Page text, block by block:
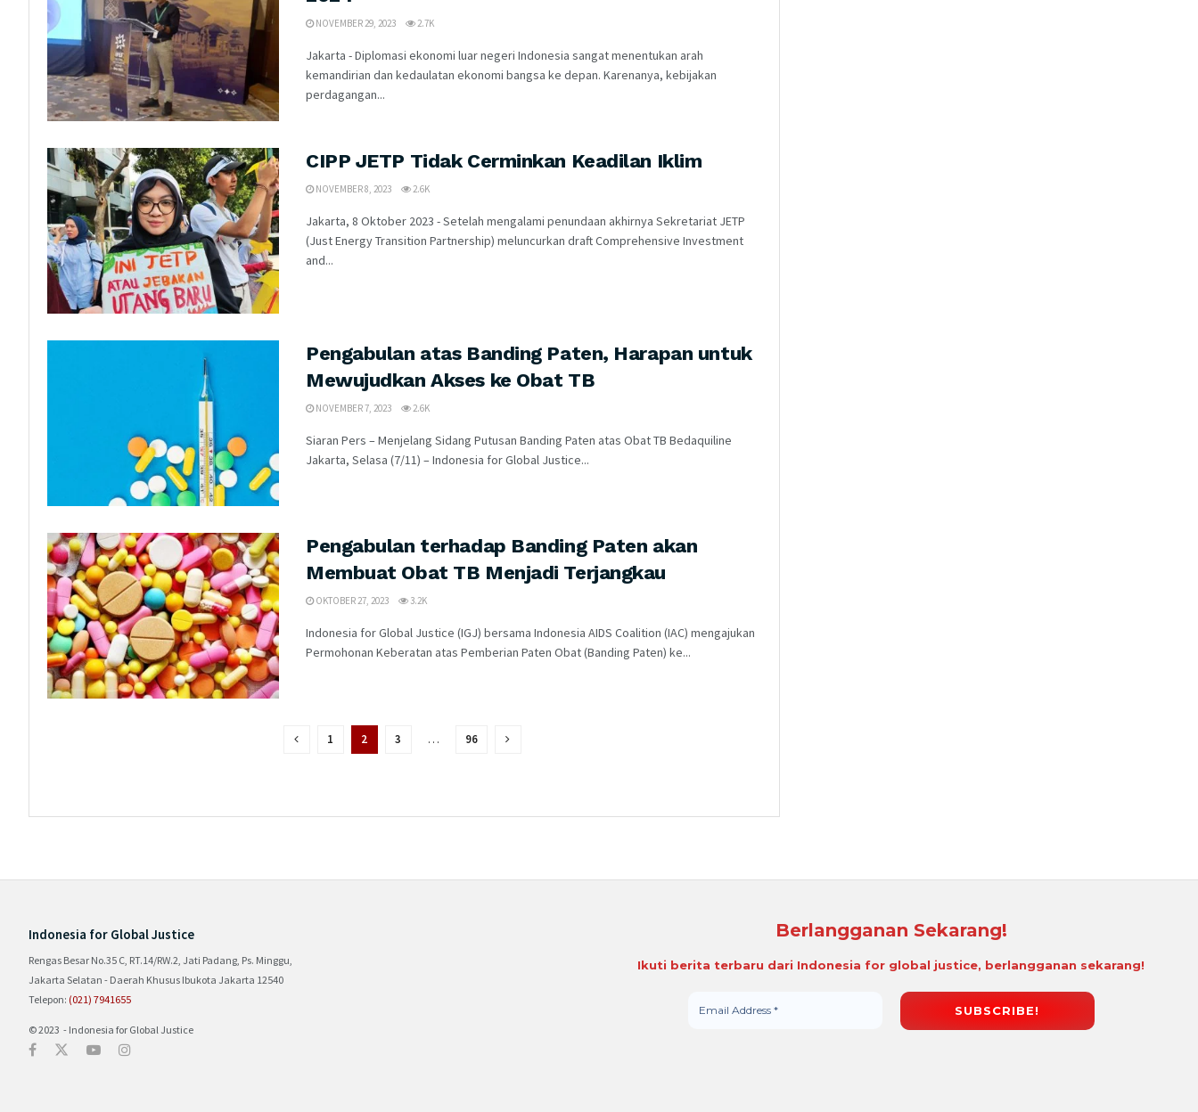
NOVEMBER 29, 2023 2.7K
Jakarta - Diplomasi ekonomi luar negeri Indonesia sangat menentukan arah
kemandirian dan kedaulatan ekonomi bangsa ke depan. Karenanya, kebijakan
perdagangan...
CIPP JETP Tidak Cerminkan Keadilan Iklim
NOVEMBER 8, 2023 2.6K
Jakarta, 8 Oktober 2023 - Setelah mengalami penundaan akhirnya Sekretariat JETP
(Just Energy Transition Partnership) meluncurkan draft Comprehensive Investment
and...
Pengabulan atas Banding Paten, Harapan untuk
Mewujudkan Akses ke Obat TB
NOVEMBER 7, 2023 2.6K
Siaran Pers – Menjelang Sidang Putusan Banding Paten atas Obat TB Bedaquiline
Jakarta, Selasa (7/11) – Indonesia for Global Justice...
Pengabulan terhadap Banding Paten akan
Membuat Obat TB Menjadi Terjangkau
OKTOBER 27, 2023 3.2K
Indonesia for Global Justice (IGJ) bersama Indonesia AIDS Coalition (IAC) mengajukan
Permohonan Keberatan atas Pemberian Paten Obat (Banding Paten) ke...
1 2 3 … 96
Indonesia for Global Justice
Rengas Besar No.35 C, RT.14/RW.2, Jati Padang, Ps. Minggu,
Jakarta Selatan - Daerah Khusus Ibukota Jakarta 12540
Telepon: (021) 7941655
© 2023 - Indonesia for Global Justice
Berlangganan Sekarang!
Ikuti berita terbaru dari Indonesia for global justice, berlangganan sekarang!